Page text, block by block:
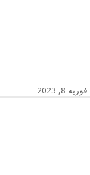
فوریه 8, 2023